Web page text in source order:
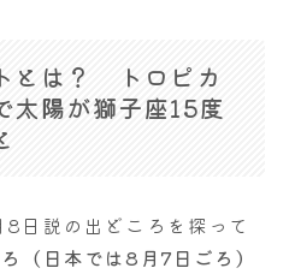
とは？ トロピカ
太陽が獅子座15度
日説の出どころを探って
（日本では8月7日ごろ）